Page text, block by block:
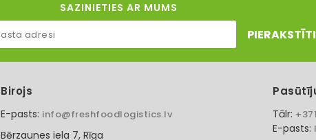
SAZINIETIES AR MUMS
Birojs
E-pasts: info@freshfoodlogistics.lv
Bērzaunes iela 7, Rīga
Tālr:
E-pasts: